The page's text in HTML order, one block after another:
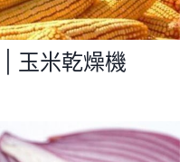
玉米乾燥機